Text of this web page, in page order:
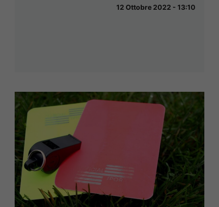
12 Ottobre 2022 - 13:10